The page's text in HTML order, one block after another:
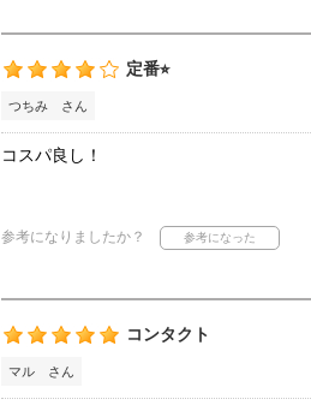
定番⭐︎
つちみ さん
コスパ良し！
参考になりましたか？
コンタクト
マル さん